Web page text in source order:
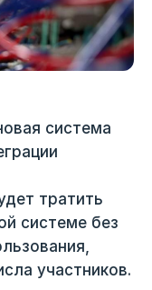
система
тратить
системе без
участников.